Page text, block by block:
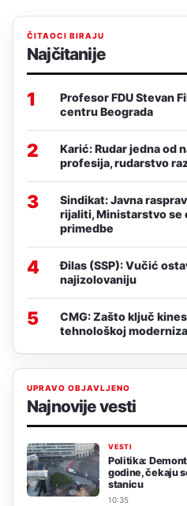
ČITAOCI BIRAJU
Najčitanije
1
Profesor FDU Stevan
centru Beograda
2
Karić: Rudar jedna od
profesija, rudarstvo
3
Sindikat: Javna
rijaliti, Ministarstvo se
primedbe
4
Đilas (SSP): Vučić
najizolovaniju
5
CMG: Zašto ključ
tehnološkoj
UPRAVO OBJAVLJENO
Najnovije vesti
VESTI
Politika:
godine, čekaju
stanicu
10:35